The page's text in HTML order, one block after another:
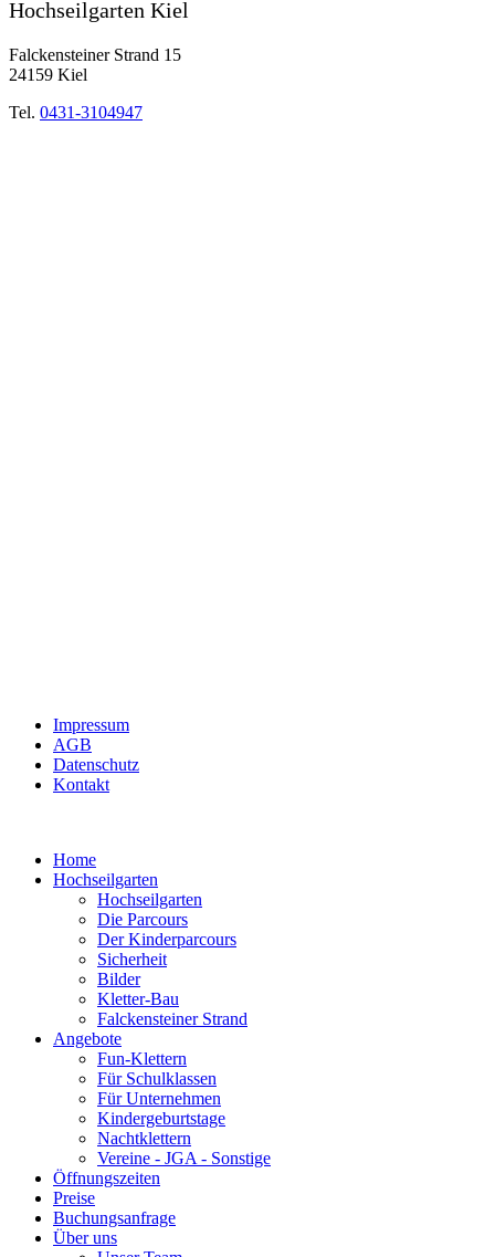
Hochseilgarten Kiel
Falckensteiner Strand 15
24159 Kiel
Tel. 0431-3104947
Impressum
AGB
Datenschutz
Kontakt
Home
Hochseilgarten
Hochseilgarten
Die Parcours
Der Kinderparcours
Sicherheit
Bilder
Kletter-Bau
Falckensteiner Strand
Angebote
Fun-Klettern
Für Schulklassen
Für Unternehmen
Kindergeburtstage
Nachtklettern
Vereine - JGA - Sonstige
Öffnungszeiten
Preise
Buchungsanfrage
Über uns